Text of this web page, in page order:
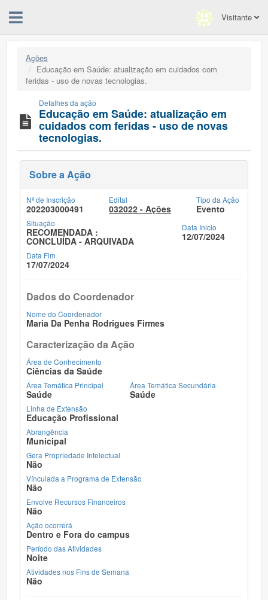
Visitante
Ações
Educação em Saúde: atualização em cuidados com
feridas - uso de novas tecnologias.
Detalhes da ação
Educação em Saúde: atualização em
cuidados com feridas - uso de novas
tecnologias.
Sobre a Ação
Nº de Inscrição
202203000491
Edital
032022 - Ações
Tipo da Ação
Evento
Situação
RECOMENDADA :
CONCLUÍDA - ARQUIVADA
Data Inicio
12/07/2024
Data Fim
17/07/2024
Dados do Coordenador
Nome do Coordenador
Maria Da Penha Rodrigues Firmes
Caracterização da Ação
Área de Conhecimento
Ciências da Saúde
Área Temática Principal
Saúde
Área Temática Secundária
Saúde
Linha de Extensão
Educação Profissional
Abrangência
Municipal
Gera Propriedade Intelectual
Não
Vínculada a Programa de Extensão
Não
Envolve Recursos Financeiros
Não
Ação ocorrerá
Dentro e Fora do campus
Período das Atividades
Noite
Atividades nos Fins de Semana
Não